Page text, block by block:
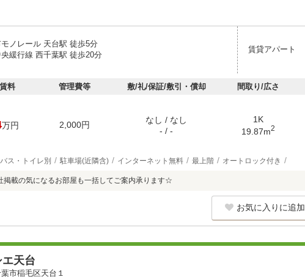
ノレール 天台駅 徒歩5分
緩行線 西千葉駅 徒歩20分
賃貸アパート
賃料 管理費等 敷/礼/保証/敷引・償却 間取り/広さ
万円 2,000円
なし / なし
- / -
1K
19.87m2
バス・トイレ別 駐車場(近隣含) インターネット無料 最上階 オートロック付き
載の気になるお部屋も一括してご案内承ります☆
お気に入りに追加
天台
市稲毛区天台１